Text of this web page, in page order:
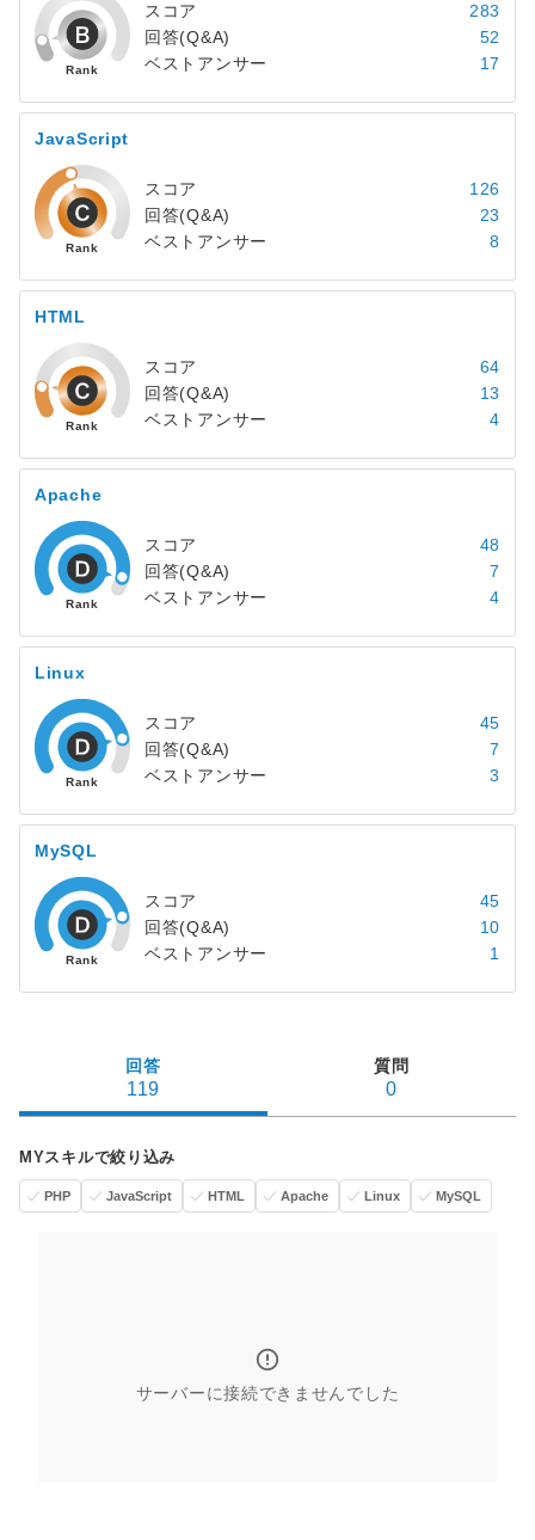
スコア
283
回答(Q&A)
52
ベストアンサー
17
JavaScript
スコア
126
回答(Q&A)
23
ベストアンサー
8
HTML
スコア
64
回答(Q&A)
13
ベストアンサー
4
Apache
スコア
48
回答(Q&A)
7
ベストアンサー
4
Linux
スコア
45
回答(Q&A)
7
ベストアンサー
3
MySQL
スコア
45
回答(Q&A)
10
ベストアンサー
1
回答
119
質問
0
MYスキルで絞り込み
PHP JavaScript HTML Apache Linux MySQL
サーバーに接続できませんでした